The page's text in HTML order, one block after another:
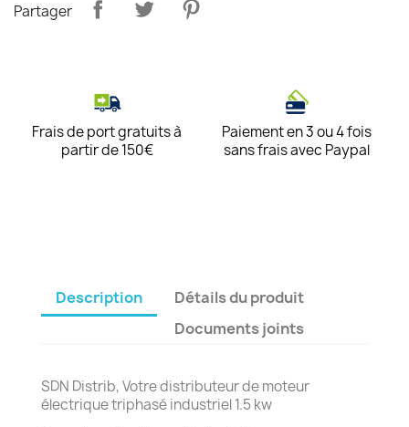
Partager
Frais de port gratuits à
partir de 150€
Paiement en 3 ou 4 fois
sans frais avec Paypal
Description
Détails du produit
Documents joints
SDN Distrib, Votre distributeur de moteur
électrique triphasé industriel 1.5 kw